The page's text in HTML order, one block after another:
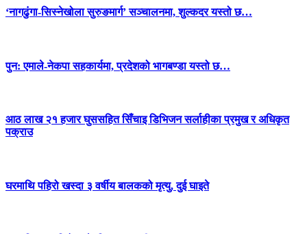
‘नागढुंगा-सिस्नेखोला सुरुङमार्ग’ सञ्चालनमा, शुल्कदर यस्तो छ…
पुन: एमाले-नेकपा सहकार्यमा, प्रदेशको भागबण्डा यस्तो छ…
आठ लाख २१ हजार घुससहित सिँचाइ डिभिजन सर्लाहीका प्रमुख र अधिकृत
पक्राउ
घरमाथि पहिरो खस्दा ३ वर्षीय बालकको मृत्यु, दुई घाइते